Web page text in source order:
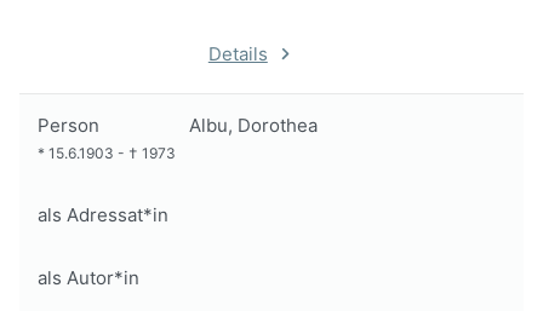
Details
Person Albu, Dorothea
* 15.6.1903 - † 1973
als Adressat*in
als Autor*in